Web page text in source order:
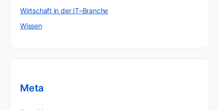
Wirtschaft in der IT–Branche
Wissen
Meta